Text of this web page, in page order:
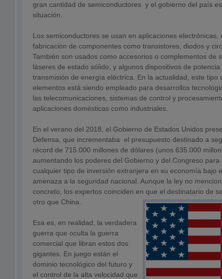
gran cantidad de semiconductores y el gobierno del país
situación.
Los semiconductores se usan en aplicaciones electrónicas,
fabricación de componentes como transistores, diodos y
También son usados como accesorios o complementos de
láseres de estado sólido, y algunos dispositivos de
transmisión de energía eléctrica. En la actualidad, este tipo
elementos está siendo empleado para desarrollos
las telecomunicaciones, sistemas de control y
aplicaciones domésticas como industriales.
En el verano del 2018, el Gobierno de Estados Unidos
Defensa, que incrementaba el presupuesto destinado a
récord de 715.000 millones de dólares (unos 635.000
aumentando los poderes del Gobierno y del Congreso
cualquier tipo de inversión extranjera en su economía bajo
amenaza a la seguridad nacional. Aunque la ley no
concreto, los expertos coinciden en que el destinatario de
otro que China.
Esa es, en realidad, la verdadera
guerra que oculta la guerra
comercial que libran estos dos
gigantes. En juego están el
dominio tecnológico del futuro y
el control de la alta velocidad que